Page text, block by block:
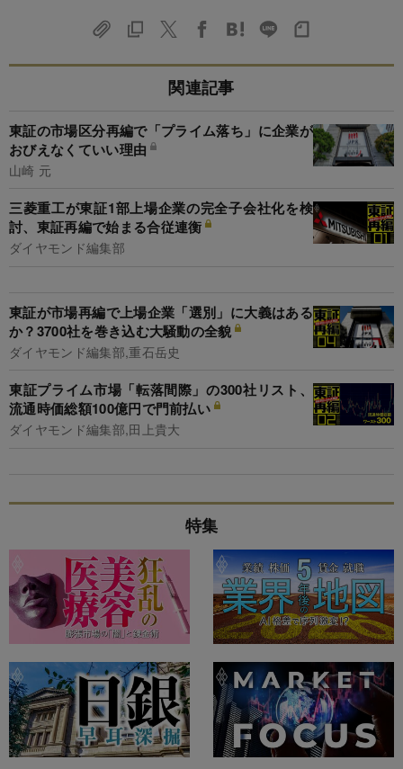
関連記事
東証の市場区分再編で「プライム落ち」に企業が
おびえなくていい理由
山崎 元
三菱重工が東証1部上場企業の完全子会社化を検
討、東証再編で始まる合従連衡
ダイヤモンド編集部
東証が市場再編で上場企業「選別」に大義はある
か？3700社を巻き込む大騒動の全貌
ダイヤモンド編集部,重石岳史
東証プライム市場「転落間際」の300社リスト、
流通時価総額100億円で門前払い
ダイヤモンド編集部,田上貴大
特集